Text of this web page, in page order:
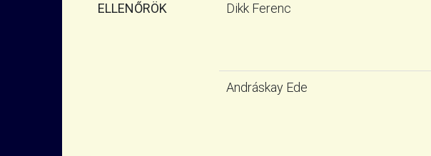
ELLENŐRÖK Dikk Ferenc
Andráskay Ede